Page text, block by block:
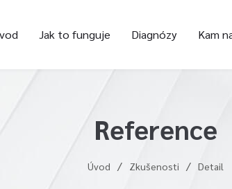
Jak to funguje Diagnózy Kam
Reference
Úvod Zkušenosti Detail